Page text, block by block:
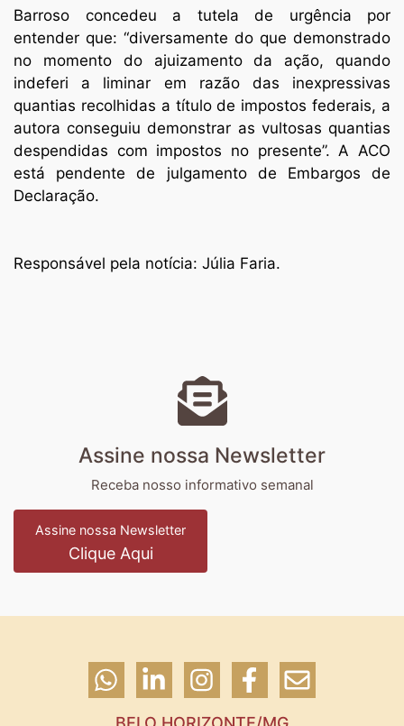
Barroso concedeu a tutela de urgência por
entender que: “diversamente do que demonstrado
no momento do ajuizamento da ação, quando
indeferi a liminar em razão das inexpressivas
quantias recolhidas a título de impostos federais, a
autora conseguiu demonstrar as vultosas quantias
despendidas com impostos no presente”. A ACO
está pendente de julgamento de Embargos de
Declaração.
Responsável pela notícia: Júlia Faria.
Assine nossa Newsletter
Receba nosso informativo semanal
Assine nossa Newsletter
Clique Aqui